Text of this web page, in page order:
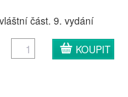
část. 9. vydání